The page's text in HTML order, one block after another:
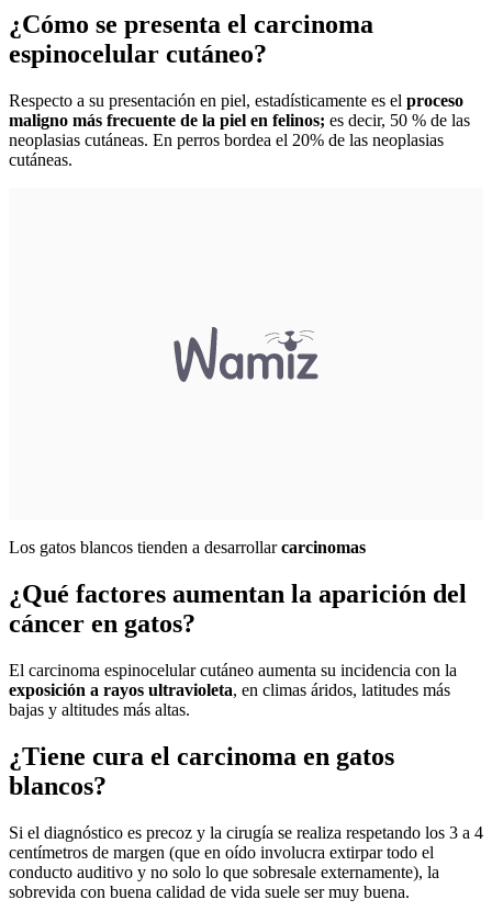
¿Cómo se presenta el carcinoma
espinocelular cutáneo?
Respecto a su presentación en piel, estadísticamente es el proceso
maligno más frecuente de la piel en felinos; es decir, 50 % de las
neoplasias cutáneas. En perros bordea el 20% de las neoplasias
cutáneas.
Los gatos blancos tienden a desarrollarcarcinomas
¿Qué factores aumentan la aparición del
cáncer en gatos?
El carcinoma espinocelular cutáneo aumenta su incidencia con la
exposición a rayos ultravioleta, en climas áridos, latitudes más
bajas y altitudes más altas.
¿Tiene cura el carcinoma en gatos
blancos?
Si el diagnóstico es precoz y la cirugía se realiza respetando los 3 a 4
centímetros de margen (que en oído involucra extirpar todo el
conducto auditivo y no solo lo que sobresale externamente), la
sobrevida con buena calidad de vida suele ser muy buena.